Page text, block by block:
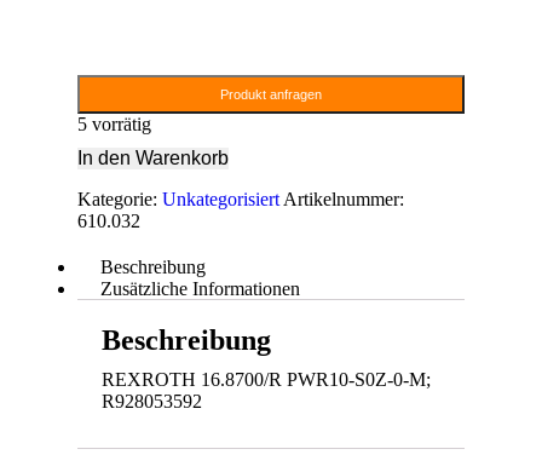
Produkt anfragen
5 vorrätig
In den Warenkorb
Kategorie: Unkategorisiert Artikelnummer:
610.032
Beschreibung
Zusätzliche Informationen
Beschreibung
REXROTH 16.8700/R PWR10-S0Z-0-M;
R928053592